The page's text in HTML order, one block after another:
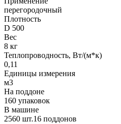
перегородочный
Плотность
D 500
Вес
8 кг
Теплопроводность, Вт/(м*к)
0,11
Единицы измерения
м3
На поддоне
160 упаковок
В машине
2560 шт.16 поддонов